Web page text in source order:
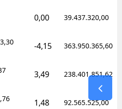
0,00 39.437.320,00
-4,15 363.950.365,60
3,49 238.401.851,62
1,48 92.565.525,00